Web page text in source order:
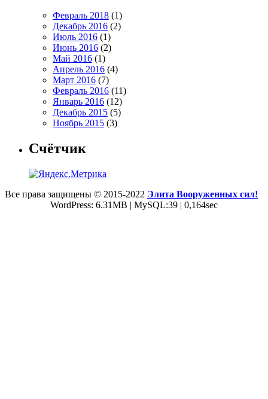
Февраль 2018 (1)
Декабрь 2016 (2)
Июль 2016 (1)
Июнь 2016 (2)
Май 2016 (1)
Апрель 2016 (4)
Март 2016 (7)
Февраль 2016 (11)
Январь 2016 (12)
Декабрь 2015 (5)
Ноябрь 2015 (3)
Счётчик
Все права защищены © 2015-2022 Элита Вооруженных сил!
WordPress: 6.31MB | MySQL:39 | 0,164sec